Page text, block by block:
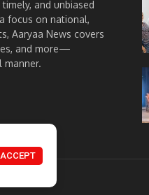
and unbiased
focus on national,
Aaryaa News covers
and more—
manner.
ACCEPT